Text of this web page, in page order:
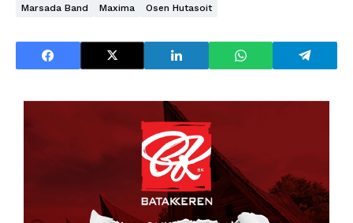
Marsada Band
Maxima Osen Hutasoit